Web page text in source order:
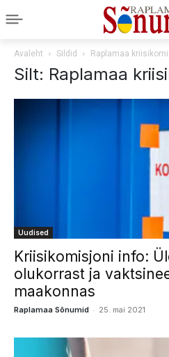
Avaleht Sildid Raplamaa
Silt: Raplamaa
Uudised
Kriisikomisjoni info:
olukorrast ja
maakonnas
Raplamaa Sõnumid - 25. mai 2021